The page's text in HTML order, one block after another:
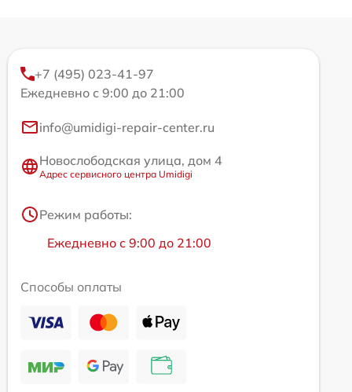
+7 (495) 023-41-97
Ежедневно с 9:00 до 21:00
info@umidigi-repair-center.ru
Новослободская улица, дом 4
Адрес сервисного центра Umidigi
Режим работы:
Ежедневно с 9:00 до 21:00
Способы оплаты